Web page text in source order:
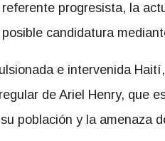
progresista, la
candidatura
e intervenida
de Ariel Henry, que
población y la amenaza